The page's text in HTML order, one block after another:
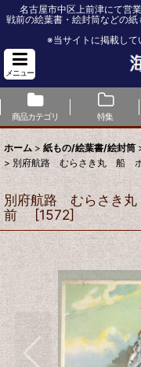
名古屋市中区上前津にて営
戦前の絵葉書・絵封筒などの
※当サイトに掲載し
メニュー
商品カテゴリ 特集
ホーム > 紙もの/絵葉書/絵封筒
> 別府航路 むらさき丸 船
別府航路 むらさき
前 [1572]